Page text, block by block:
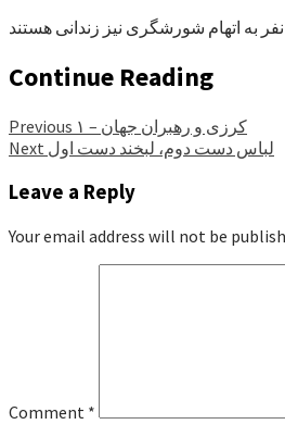
Continue Reading
Previous
کرزی و رهبران جهان – ۱
Next لباس دست دوم، لبخند دست اول
Leave a Reply
Your email address will not be
Comment *